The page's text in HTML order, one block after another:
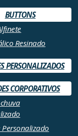
BUTTONS
Resinado
PERSONALIZADOS
CORPORATIVOS
Personalizado